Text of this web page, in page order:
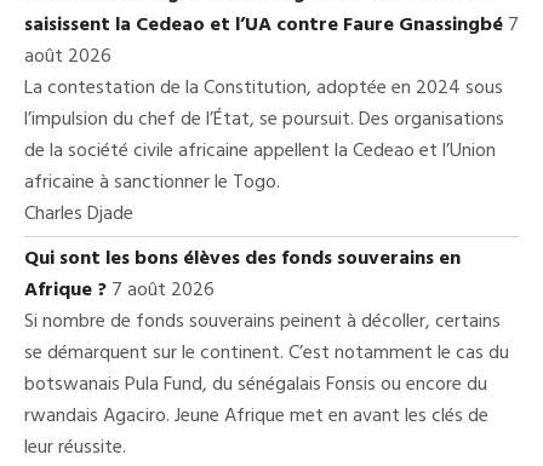
saisissent la Cedeao et l’UA contre Faure Gnassingbé7
août 2026
La contestation de la Constitution, adoptée en 2024 sous
l’impulsion du chef de l’État, se poursuit. Des organisations
de la société civile africaine appellent la Cedeao et l’Union
africaine à sanctionner le Togo.
Charles Djade
Qui sont les bons élèves des fonds souverains en
Afrique ?7 août 2026
Si nombre de fonds souverains peinent à décoller, certains
se démarquent sur le continent. C’est notamment le cas du
botswanais Pula Fund, du sénégalais Fonsis ou encore du
rwandais Agaciro. Jeune Afrique met en avant les clés de
leur réussite.